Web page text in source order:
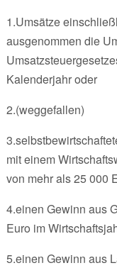
1.Umsätze
ausgenommen die
Kalenderjahr oder
2.(weggefallen)
mit einem
von mehr als 25 000
4.einen Gewinn aus
Euro im
5.einen Gewinn aus